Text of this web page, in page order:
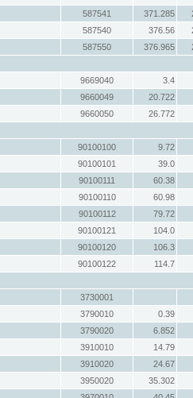
587541 371.285
587540 376.56
587550 376.965
9669040
3.4
9660049
20.722
9660050
26.772
90100100
9.72
90100101
39.0
90100111
60.38
90100110
60.98
90100112
79.72
90100121
104.0
90100120
106.3
90100122
114.7
3730001
3790010
0.39
3790020
6.852
3910010
14.79
3910020
24.67
3950020
35.302